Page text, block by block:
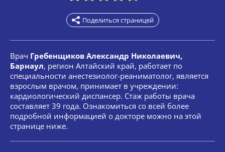
Поделиться страницей
Врач Гребенщиков Александр Николаевич,
Барнаул, регион Алтайский край, работает по
специальности анестезиолог-реаниматолог, является
взрослым врачом, принимает в учреждении:
кардиологический диспансер. Стаж работы врача
составляет 39 года. Ознакомиться со всей более
подробной информацией о докторе можно на этой
странице ниже.